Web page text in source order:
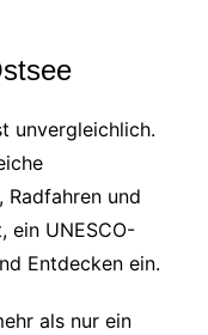
unvergleichlich.
und
ein UNESCO-
Entdecken ein.
als nur ein